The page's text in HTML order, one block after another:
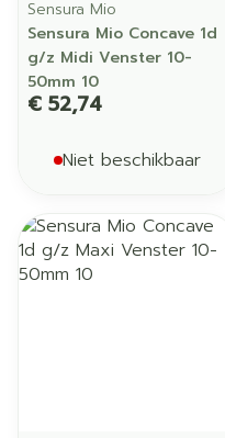
Sensura Mio
Sensura Mio Concave 1d
g/z Midi Venster 10-
50mm 10
€ 52,74
Niet beschikbaar